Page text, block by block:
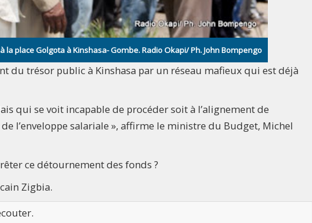
place Golgota à Kinshasa- Gombe. Radio Okapi/ Ph. John Bompengo
du trésor public à Kinshasa par un réseau mafieux qui est déjà
qui se voit incapable de procéder soit à l’alignement de
l’enveloppe salariale », affirme le ministre du Budget, Michel
ce détournement des fonds ?
Zigbia.